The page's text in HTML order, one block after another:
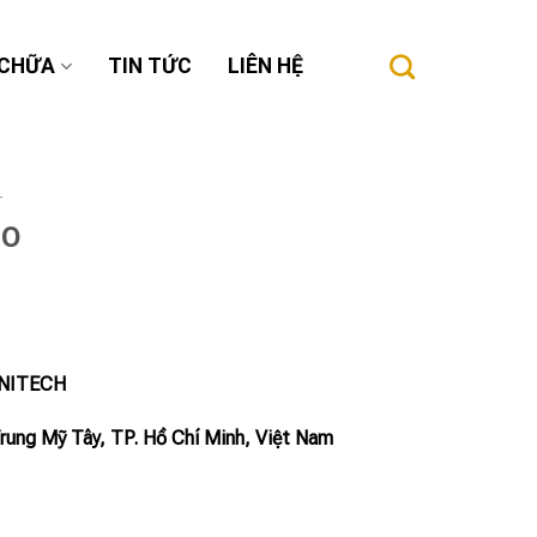
TIN TỨC LIÊN HỆ
Mỹ Tây, TP. Hồ Chí Minh, Việt Nam